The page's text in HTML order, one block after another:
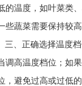
的温度，如叶菜
菜需要保持较高
、正确选择温度
调高温度档位；
，避免过高或过